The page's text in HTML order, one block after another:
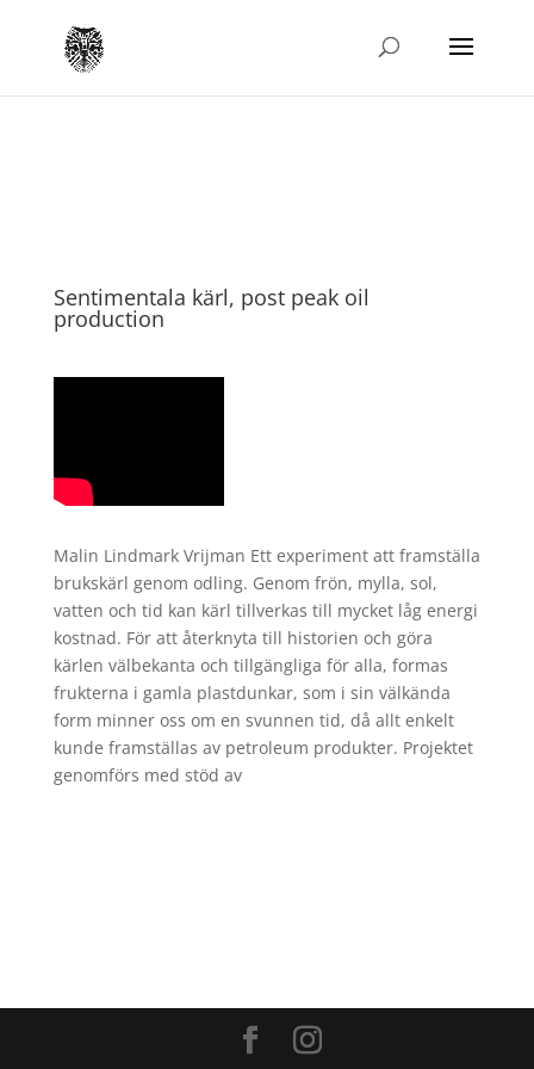
Sentimentala kärl, post peak oil
production
Malin Lindmark Vrijman Ett experiment att framställa
brukskärl genom odling. Genom frön, mylla, sol,
vatten och tid kan kärl tillverkas till mycket låg energi
kostnad. För att återknyta till historien och göra
kärlen välbekanta och tillgängliga för alla, formas
frukterna i gamla plastdunkar, som i sin välkända
form minner oss om en svunnen tid, då allt enkelt
kunde framställas av petroleum produkter. Projektet
genomförs med stöd av